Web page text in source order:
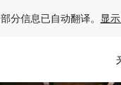
部分信息已自动翻译。 显